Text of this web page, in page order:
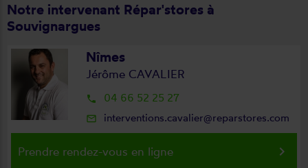
Notre intervenant Répar'stores à
Souvignargues
Nîmes
Jérôme CAVALIER
local_phone 04 66 52 25 27
mail_outline interventions.cavalier@reparstores.com
Prendre rendez-vous en ligne keyboard_arrow_right